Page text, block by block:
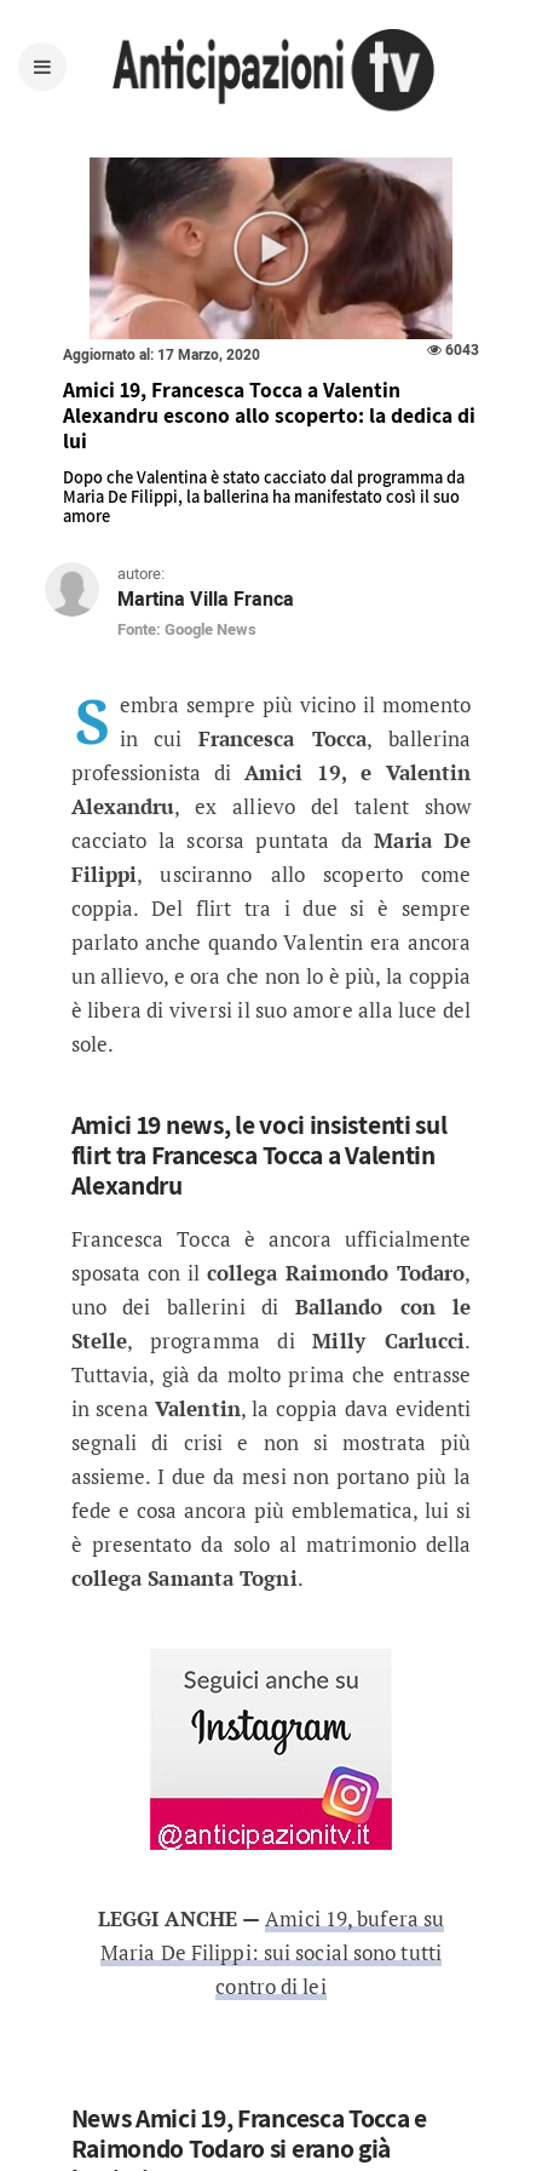
Aggiornato al: 17 Marzo, 2020 6043
Amici 19, Francesca Tocca a Valentin
Alexandru escono allo scoperto: la dedica di
lui
Dopo che Valentina è stato cacciato dal programma da
Maria De Filippi, la ballerina ha manifestato così il suo
amore
autore:
Martina Villa Franca
Fonte: Google News
Amici 19, Francesca Tocca a
S embra sempre più vicino il momento
in cui Francesca Tocca, ballerina
professionista di Amici 19, e Valentin
Alexandru, ex allievo del talent show
cacciato la scorsa puntata daMaria De
Filippi, usciranno allo scoperto come
coppia. Del flirt tra i due si è sempre
parlato anche quando Valentin era ancora
un allievo, e ora che non lo è più, la coppia
è libera di viversi il suo amore alla luce del
sole.
Amici 19 news, le voci insistenti sul
flirt tra Francesca Tocca a Valentin
Alexandru
Francesca Tocca è ancora ufficialmente
sposata con il collega Raimondo Todaro,
uno dei ballerini di Ballando con le
Stelle, programma diMilly Carlucci.
Tuttavia, già da molto prima che entrasse
in scena Valentin, la coppia dava evidenti
segnali di crisi e non si mostrata più
assieme. I due da mesi non portano più la
fede e cosa ancora più emblematica, lui si
è presentato da solo al matrimonio della
collega Samanta Togni.
LEGGI ANCHE —Amici 19, bufera su
Maria De Filippi: sui social sono tutti
contro di lei
News Amici 19, Francesca Tocca e
Raimondo Todaro si erano già